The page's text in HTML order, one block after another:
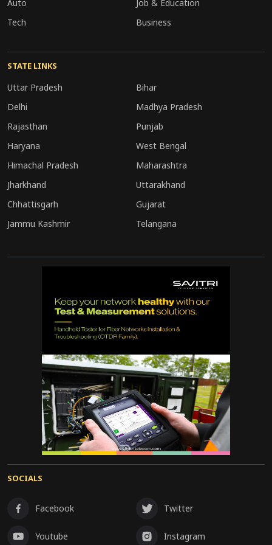
के लिए कड़े और पारदर्शी मानक तय करने के निर्देश दिए हैं,
अधिकारियों को चेतावनी दी गई है कि सुरक्षा और
आधुनिकीकरण से जुड़ी सभी चालू परियोजनाओं को
निर्धारित समय-सीमा के भीतर ही पूरा किया जाए।
Auto
Tech
Job & Education
Business
STATE LINKS
Uttar Pradesh
Bihar
Delhi
Madhya Pradesh
Rajasthan
Punjab
Haryana
West Bengal
Himachal Pradesh
Maharashtra
Jharkhand
Uttarakhand
Chhattisgarh
Gujarat
Jammu Kashmir
Telangana
SOCIALS
Facebook Twitter
Youtube Instagram